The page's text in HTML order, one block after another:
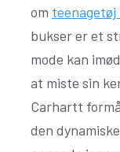
om
bukser er et
mode kan
at miste sin
Carhartt
den